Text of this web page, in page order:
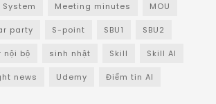
Meeting minutes MOU
party S-point SBU1 SBU2
nội bộ sinh nhật Skill Skill AI
news Udemy Điểm tin AI